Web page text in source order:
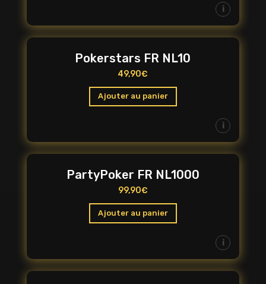
i
Pokerstars FR NL10
49,90€
Ajouter au panier
i
PartyPoker FR NL1000
99,90€
Ajouter au panier
i